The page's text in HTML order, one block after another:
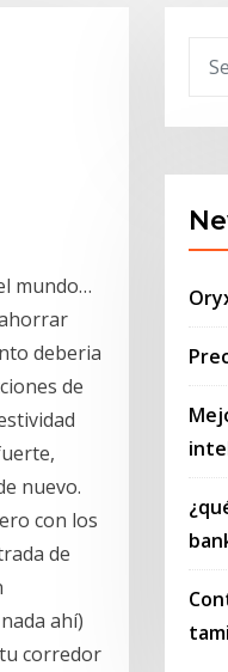
mundo…
deberia
de
nuevo.
con los
de
ahí)
corredor